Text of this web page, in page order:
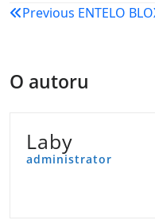
Navigacija
Previous ENTELO
O autoru
Laby
administrator